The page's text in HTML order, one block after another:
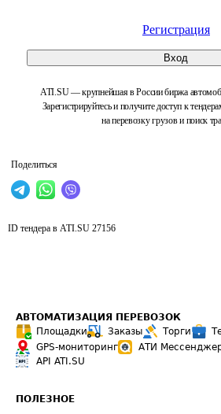
Регистрация
Вход
ATI.SU — крупнейшая в России биржа
Зарегистрируйтесь и получите доступ к
на перевозку грузов и поиск
Поделиться
ID тендера в ATI.SU 27156
АВТОМАТИЗАЦИЯ ПЕРЕВОЗОК
Площадки
Заказы Торги
GPS-мониторинг
АТИ
API ATI.SU
ПОЛЕЗНОЕ